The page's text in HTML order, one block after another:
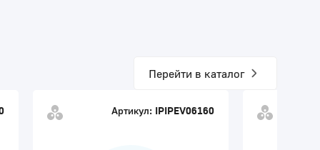
Перейти в каталог
Артикул: IPIPEV06160